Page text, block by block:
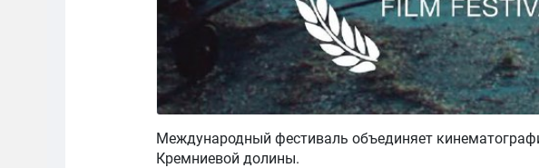
Международный фестиваль объединяет
Кремниевой долины.